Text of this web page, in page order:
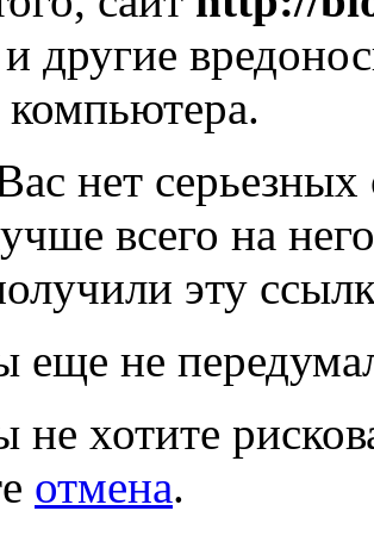
другие
нет
всего на
эту
еще не
хотите
отмена.